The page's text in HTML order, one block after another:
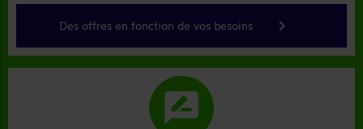
Des offres en fonction de vos besoins keyboard_arrow_right
rate_review